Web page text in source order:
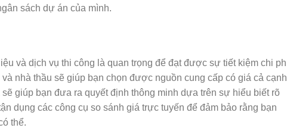
sách dự án của mình.
và dịch vụ thi công là quan trọng để đạt được sự tiết kiệm chi
nhà thầu sẽ giúp bạn chọn được nguồn cung cấp có giá cả cạnh
giúp bạn đưa ra quyết định thông minh dựa trên sự hiểu biết rõ
dụng các công cụ so sánh giá trực tuyến để đảm bảo rằng bạn
thể.